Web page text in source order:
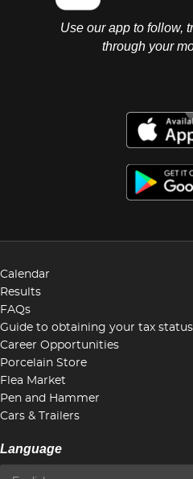
Use our app to follow,
through your
Calendar
Results
FAQs
Guide to obtaining your tax
Career Opportunities
Porcelain Store
Flea Market
Pen and Hammer
Cars & Trailers
Language